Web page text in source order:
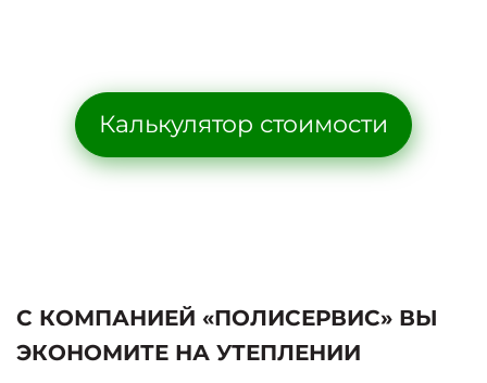
Калькулятор стоимости
С КОМПАНИЕЙ «ПОЛИСЕРВИС» ВЫ
ЭКОНОМИТЕ НА УТЕПЛЕНИИ